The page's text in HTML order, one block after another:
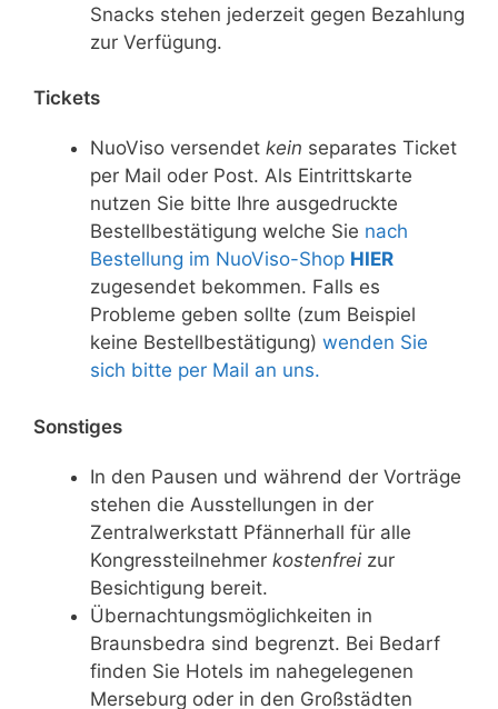
Snacks stehen jederzeit gegen Bezahlung
zur Verfügung.
Tickets
NuoViso versendet kein separates Ticket
per Mail oder Post. Als Eintrittskarte
nutzen Sie bitte Ihre ausgedruckte
Bestellbestätigung welche Sie nach
Bestellung im NuoViso-Shop HIER
zugesendet bekommen. Falls es
Probleme geben sollte (zum Beispiel
keine Bestellbestätigung) wenden Sie
sich bitte per Mail an uns.
Sonstiges
In den Pausen und während der Vorträge
stehen die Ausstellungen in der
Zentralwerkstatt Pfännerhall für alle
Kongressteilnehmer kostenfrei zur
Besichtigung bereit.
Übernachtungsmöglichkeiten in
Braunsbedra sind begrenzt. Bei Bedarf
finden Sie Hotels im nahegelegenen
Merseburg oder in den Großstädten